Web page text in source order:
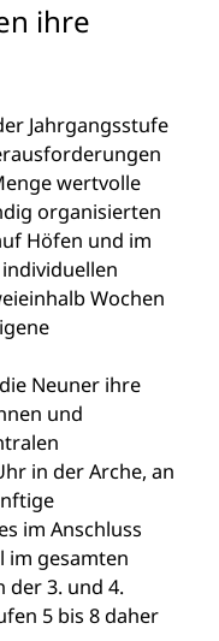
ihre
Jahrgangsstufe
wertvolle
organisierten
Höfen und im
Wochen
Neuner ihre
und
in der Arche, an
im Anschluss
im gesamten
der 3. und 4.
5 bis 8 daher